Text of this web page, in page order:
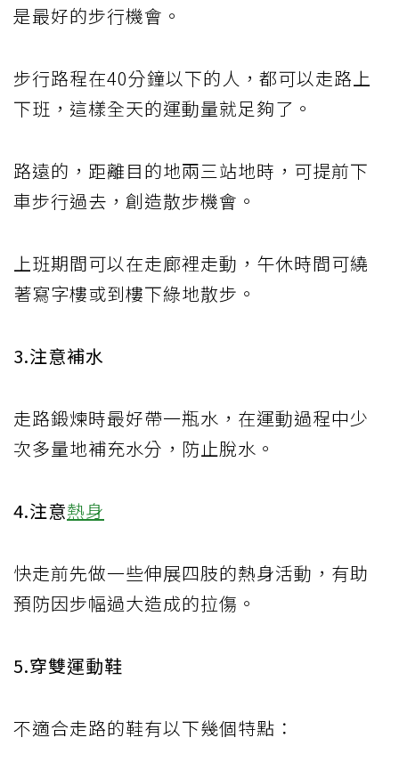
是最好的步行機會。
步行路程在40分鐘以下的人，都可以走路上
下班，這樣全天的運動量就足夠了。
路遠的，距離目的地兩三站地時，可提前下
車步行過去，創造散步機會。
上班期間可以在走廊裡走動，午休時間可繞
著寫字樓或到樓下綠地散步。
3.注意補水
走路鍛煉時最好帶一瓶水，在運動過程中少
次多量地補充水分，防止脫水。
4.注意熱身
快走前先做一些伸展四肢的熱身活動，有助
預防因步幅過大造成的拉傷。
5.穿雙運動鞋
不適合走路的鞋有以下幾個特點：